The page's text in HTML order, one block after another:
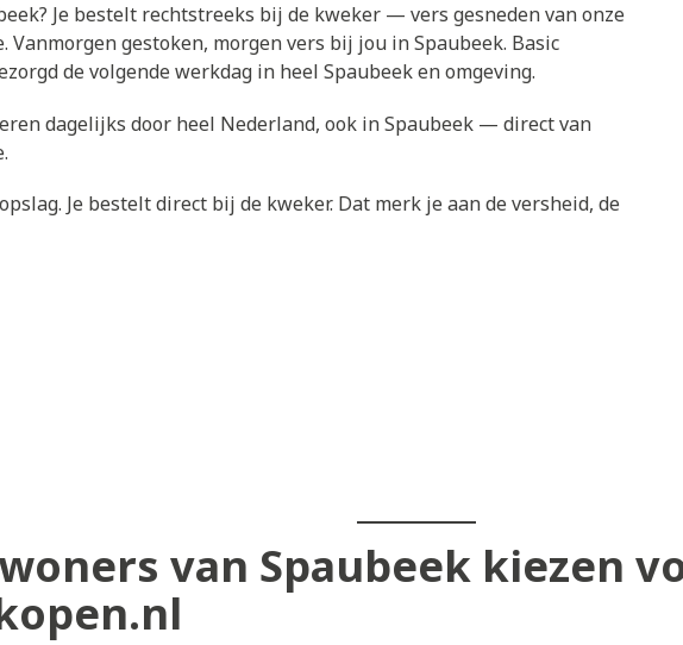
Je bestelt rechtstreeks bij de kweker — vers gesneden van onze
Vanmorgen gestoken, morgen vers bij jou in Spaubeek. Basic
de volgende werkdag in heel Spaubeek en omgeving.
dagelijks door heel Nederland, ook in Spaubeek — direct van
Je bestelt direct bij de kweker. Dat merk je aan de versheid, de
van Spaubeek kiezen